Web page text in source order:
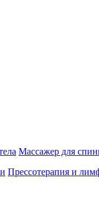
Массажер для
Прессотерапия и